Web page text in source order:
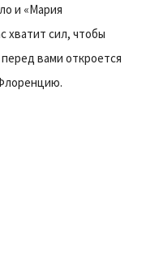
и «Мария
хватит сил, чтобы
вами откроется